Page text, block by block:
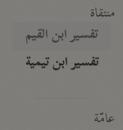
منتقاة
تفسير ابن القيم
تفسير ابن تيمية
عامّة